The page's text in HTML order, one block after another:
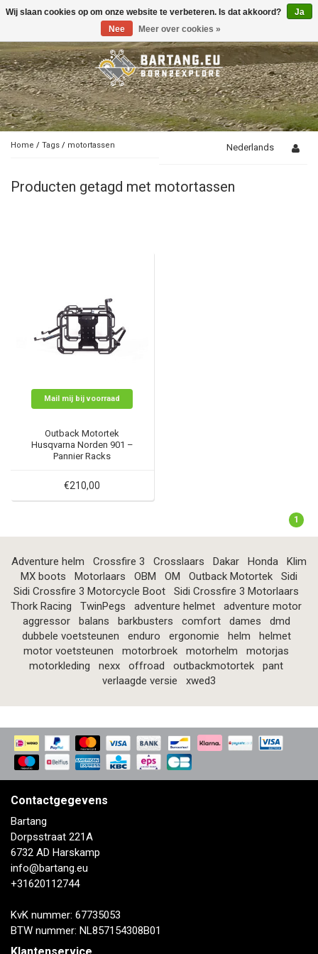
Toggle
Home / Tags / motortassen Nederlands
Producten getagd met motortassen
Mail mij bij voorraad
Outback Motortek
Husqvarna Norden 901 –
Pannier Racks
€210,00
1
Adventure helm Crossfire 3 Crosslaars Dakar Honda
Klim
MX boots
Motorlaars OBM OM Outback Motortek
Sidi
Sidi Crossfire 3 Motorcycle Boot
Sidi Crossfire 3 Motorlaars
Thork Racing
TwinPegs adventure helmet
adventure motor
aggressor
balans barkbusters comfort dames
dmd
dubbele voetsteunen
enduro ergonomie helm
helmet
motor voetsteunen
motorbroek motorhelm
motorjas
motorkleding
nexx offroad outbackmotortek
pant
verlaagde versie
xwed3
Contactgegevens
Bartang
Dorpsstraat 221A
6732 AD Harskamp
info@bartang.eu
+31620112744
KvK nummer: 67735053
BTW nummer: NL857154308B01
Wij slaan cookies op om onze website te verbeteren. Is dat akkoord?
Ja
Nee
Meer over cookies »